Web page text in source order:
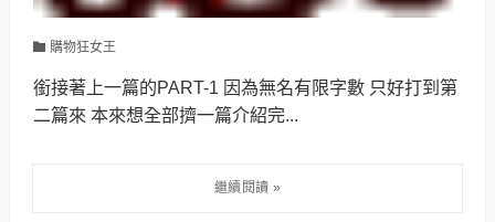
購物狂女王
銜接著上一篇的PART-1 因為無名有限字數 只好打到第
二篇來 本來想全部擠一篇介紹完...